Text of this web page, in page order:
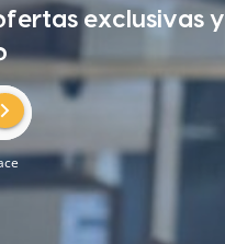
exclusivas y